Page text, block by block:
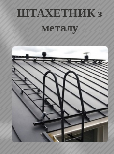
ШТАХЕТНИК з
металу